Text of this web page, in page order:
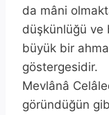
da mâni
düşkünlüğü ve
büyük bir
göstergesidir.
Mevlânâ
göründüğün